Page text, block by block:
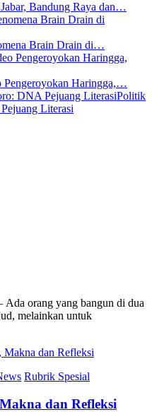
Bandung Raya dan…
Brain Drain di…
Pengeroyokan Haringga,…
Politik
Literasi
Ada orang yang bangun di dua
melainkan untuk
Rubrik Spesial
dan Refleksi